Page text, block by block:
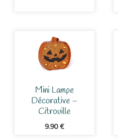
Mini Lampe
Décorative –
Citrouille
9.90€